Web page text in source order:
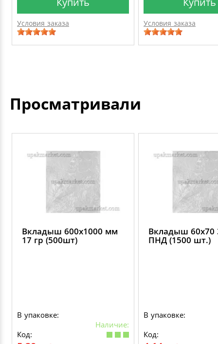
Условия заказа Условия заказа
Просматривали
Вкладыш 600х1000 мм
17 гр (500шт)
В упаковке:
Наличие:
Код:
Вкладыш 60х70
ПНД (1500 шт.)
В упаковке:
Код: